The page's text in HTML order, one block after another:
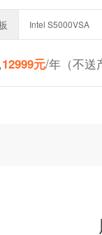
Intel S5000VSA
12999元/年（不送